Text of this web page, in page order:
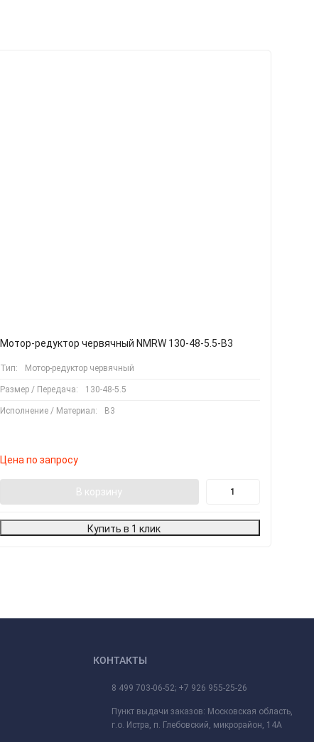
Мотор-редуктор червячный NMRW 130-48-5.5-B3
Тип: Мотор-редуктор червячный
Размер / Передача: 130-48-5.5
Исполнение / Материал: B3
Цена по запросу
В корзину
Купить в 1 клик
КОНТАКТЫ
8 499 703-06-52; +7 926 955-25-26
Пункт выдачи заказов: Московская область,
г.о. Истра, п. Глебовский, микрорайон, 14А